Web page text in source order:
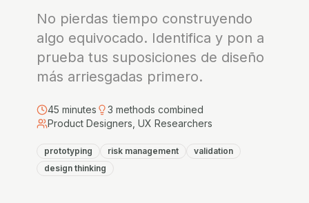
No pierdas tiempo construyendo
algo equivocado. Identifica y pon a
prueba tus suposiciones de diseño
más arriesgadas primero.
45 minutes 3 methods combined
Product Designers, UX Researchers
prototyping risk management
validation
design thinking